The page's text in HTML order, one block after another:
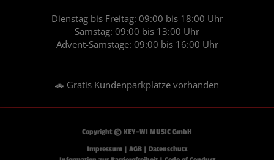
Dienstag bis Freitag: 09:00 bis 18:00 Uhr
Samstag: 09:00 bis 13:00 Uhr
Advent-Samstage: 09:00 bis 16:00 Uhr
🚗 Gratis Kundenparkplätze vorhanden
Copyright © KEY-WI MUSIC GmbH
Impressum| AGB| Datenschutz